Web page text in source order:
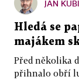
JAN
Hledá se
majákem
Před několika
přihnalo obří